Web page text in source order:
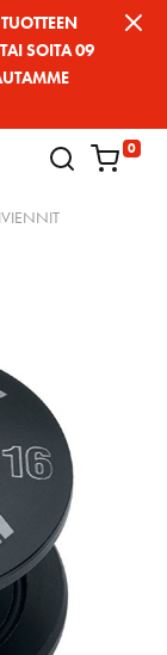
SOITA 09
0